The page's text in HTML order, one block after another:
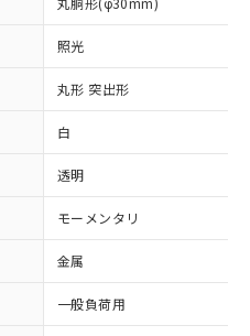
照光
丸形 突出形
白
透明
モーメンタリ
金属
一般負荷用